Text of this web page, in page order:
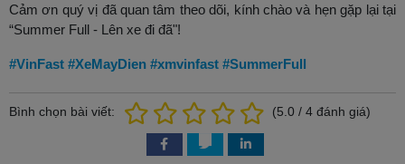
Cảm ơn quý vị đã quan tâm theo dõi, kính chào và hẹn gặp lại tại
“Summer Full - Lên xe đi đã"!
#VinFast #XeMayDien #xmvinfast #SummerFull
Bình chọn bài viết: (5.0 / 4 đánh giá)